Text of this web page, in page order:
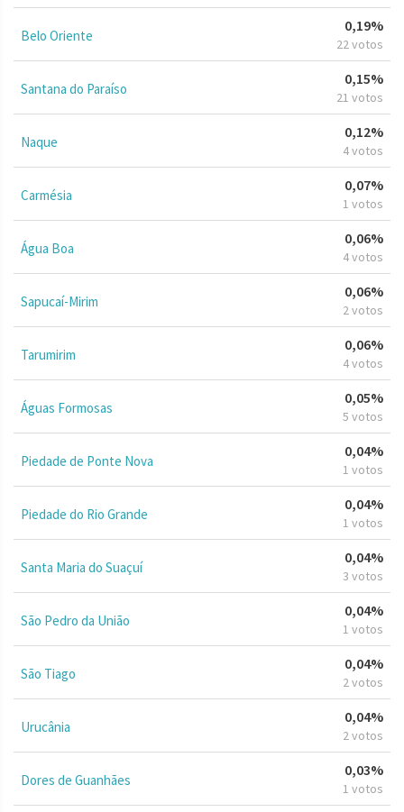
Belo Oriente
0,19%
22 votos
Santana do Paraíso
0,15%
21 votos
Naque
0,12%
4 votos
Carmésia
0,07%
1 votos
Água Boa
0,06%
4 votos
Sapucaí-Mirim
0,06%
2 votos
Tarumirim
0,06%
4 votos
Águas Formosas
0,05%
5 votos
Piedade de Ponte Nova
0,04%
1 votos
Piedade do Rio Grande
0,04%
1 votos
Santa Maria do Suaçuí
0,04%
3 votos
São Pedro da União
0,04%
1 votos
São Tiago
0,04%
2 votos
Urucânia
0,04%
2 votos
Dores de Guanhães
0,03%
1 votos